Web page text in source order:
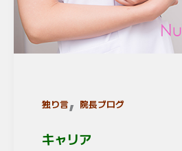
独り言, 院長ブログ
キャリア